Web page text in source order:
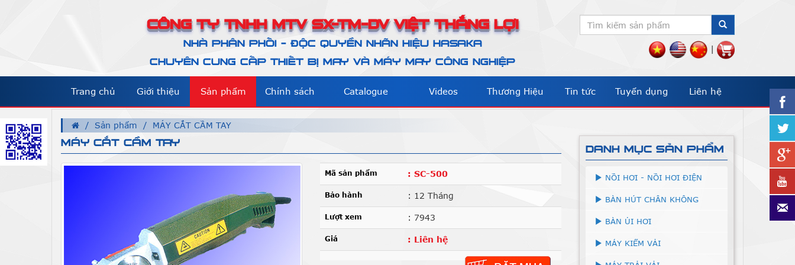
CÔNG TY TNHH MTV SX-TM-DV VIỆT THẮNG LỢI
NHÀ PHÂN PHỐI - ĐỘC QUYỀN NHÃN HIỆU HASAKA
CHUYÊN CUNG CẤP THIẾT BỊ MAY VÀ MÁY MAY CÔNG NGHIỆP
|
Trang chủ Giới thiệu Sản phẩm Chính sách Catalogue Videos Thương Hiệu Tin tức Tuyển dụng Liên hệ
Sản phẩm MÁY CẮT CẦM TAY
MÁY CẮT CẦM TAY
Mã sản phẩm : SC-500
Bảo hành : 12 Tháng
Lượt xem : 7943
Giá : Liên hệ
DANH MỤC SẢN PHẨM
NỒI HƠI - NỒI HƠI ĐIỆN
BÀN HÚT CHÂN KHÔNG
BÀN ỦI HƠI
MÁY KIỂM VẢI